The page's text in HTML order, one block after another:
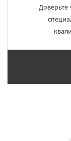
Доверьте